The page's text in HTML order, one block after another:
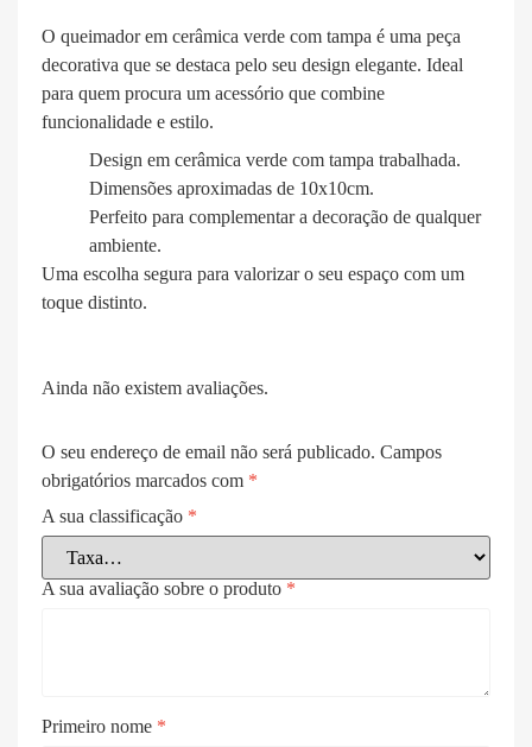
O queimador em cerâmica verde com tampa é uma peça
decorativa que se destaca pelo seu design elegante. Ideal
para quem procura um acessório que combine
funcionalidade e estilo.
Design em cerâmica verde com tampa trabalhada.
Dimensões aproximadas de 10x10cm.
Perfeito para complementar a decoração de qualquer
ambiente.
Uma escolha segura para valorizar o seu espaço com um
toque distinto.
Ainda não existem avaliações.
O seu endereço de email não será publicado. Campos
obrigatórios marcados com *
A sua classificação *
A sua avaliação sobre o produto *
Primeiro nome *